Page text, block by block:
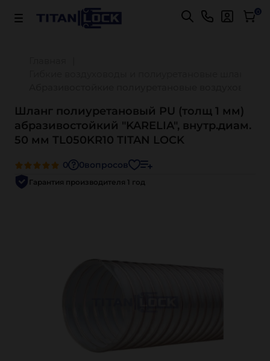
Важно! Для оплаты заказов Подробнее 0
Шланг полиуретановый PU (толщ 1 мм)
абразивостойкий "KARELIA", внутр.диам.
50 мм TL050KR10 TITAN LOCK
0 0вопросов
Гарантия производителя 1 год